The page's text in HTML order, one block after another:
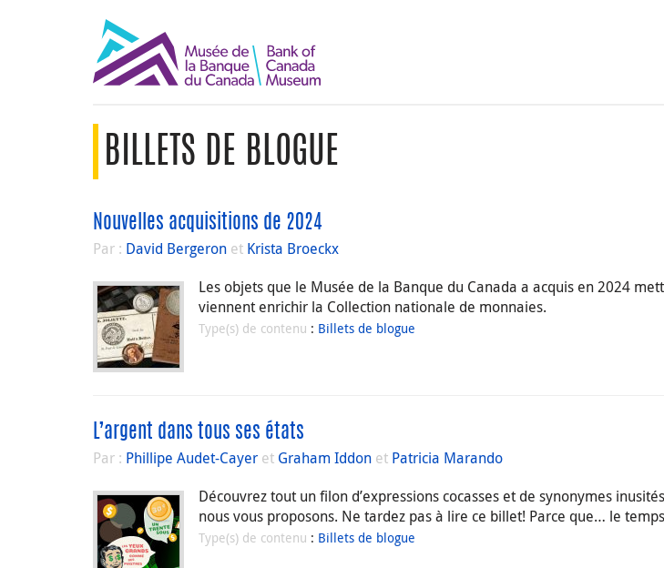
BILLETS DE BLOGUE
Nouvelles acquisitions de 2024
Par : David Bergeron et Krista Broeckx
Les objets que le Musée de la Banque du Canada a acquis en 2024
viennent enrichir la Collection nationale de monnaies.
Type(s) de contenu : Billets de blogue
L’argent dans tous ses états
Par : Phillipe Audet-Cayer et Graham Iddon et Patricia Marando
Découvrez tout un filon d’expressions cocasses et de synonymes
nous vous proposons. Ne tardez pas à lire ce billet! Parce que… le
Type(s) de contenu : Billets de blogue